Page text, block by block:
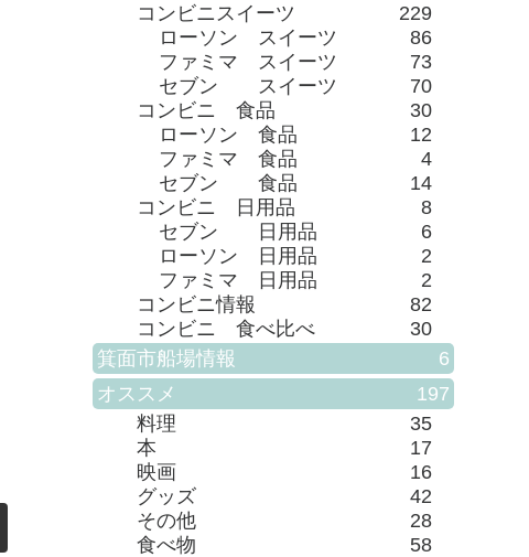
コンビニスイーツ
229
ローソン スイーツ
86
ファミマ スイーツ
73
セブン スイーツ
70
コンビニ 食品
30
ローソン 食品
12
ファミマ 食品
4
セブン 食品
14
コンビニ 日用品
8
セブン 日用品
6
ローソン 日用品
2
ファミマ 日用品
2
コンビニ情報
82
コンビニ 食べ比べ
30
箕面市船場情報
6
オススメ
197
料理
35
本
17
映画
16
グッズ
42
その他
28
食べ物
58